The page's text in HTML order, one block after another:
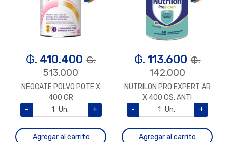
₲. 410.400 ₲.
513.000
NEOCATE POLVO POTE X
400 GR
-
Un. +
Agregar al carrito
₲. 113.600 ₲.
142.000
NUTRILON PRO EXPERT AR
X 400 GS. ANTI
REGURGITACION
- Un. +
Agregar al carrito